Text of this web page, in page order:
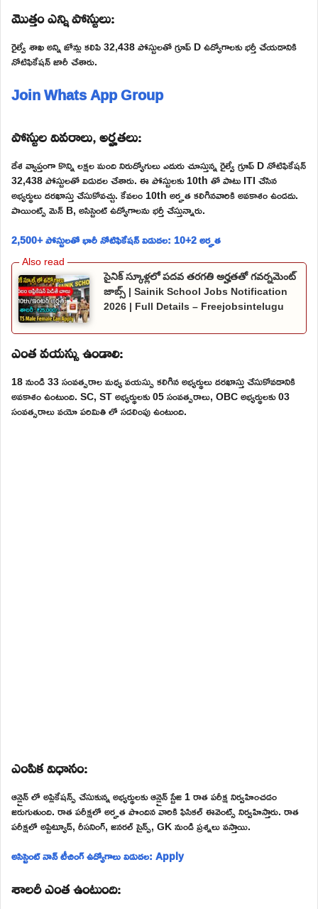
మొత్తం ఎన్ని పోస్టులు:
రైల్వే శాఖ అన్ని జోన్లు కలిపి 32,438 పోస్టులతో గ్రూప్ D ఉద్యోగాలకు భర్తీ చేయడానికి
నోటిఫికేషన్ జారీ చేశారు.
Join Whats App Group
పోస్టుల వివరాలు, అర్హతలు:
దేశ వ్యాప్తంగా కొన్ని లక్షల మంది నిరుద్యోగులు ఎదురు చూస్తున్న రైల్వే గ్రూప్ D నోటిఫికేషన్
32,438 పోస్టులతో విడుదల చేశారు. ఈ పోస్టులకు 10th తో పాటు ITI చేసిన
అభ్యర్థులు దరఖాస్తు చేసుకోవచ్చు. కేవలం 10th అర్హత కలిగినవారికి అవకాశం ఉండదు.
పాయింట్స్ మెన్ B, అసిస్టెంట్ ఉద్యోగాలను భర్తీ చేస్తున్నారు.
2,500+ పోస్టులతో భారీ నోటిఫికేషన్ విడుదల: 10+2 అర్హత
సైనిక్ స్కూళ్లలో పదవ తరగతి అర్హతతో గవర్నమెంట్
జాబ్స్ | Sainik School Jobs Notification
2026 | Full Details – Freejobsintelugu
ఎంత వయస్సు ఉండాలి:
18 నుండి 33 సంవత్సరాల మధ్య వయస్సు కలిగిన అభ్యర్థులు దరఖాస్తు చేసుకోవడానికి
అవకాశం ఉంటుంది. SC, ST అభ్యర్థులకు 05 సంవత్సరాలు, OBC అభ్యర్థులకు 03
సంవత్సరాలు వయో పరిమితి లో సడలింపు ఉంటుంది.
ఎంపిక విధానం:
ఆన్లైన్ లో అప్లికేషన్స్ చేసుకున్న అభ్యర్థులకు ఆన్లైన్ స్టేజి 1 రాత పరీక్ష నిర్వహించడం
జరుగుతుంది. రాత పరీక్షలో అర్హత పొందిన వారికి ఫిసికల్ ఈవెంట్స్ నిర్వహిస్తారు. రాత
పరీక్షలో అప్టిట్యూడ్, రీసనింగ్, జనరల్ సైన్స్, GK నుండి ప్రశ్నలు వస్తాయి.
అసిస్టెంట్ నాన్ టీచింగ్ ఉద్యోగాలు విడుదల: Apply
శాలరీ ఎంత ఉంటుంది: